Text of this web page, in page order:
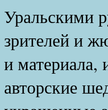
Уральскими
зрителей и
и
авторские